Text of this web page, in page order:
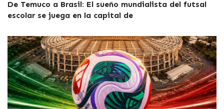
De Temuco a Brasil: El sueño mundialista del futsal
escolar se juega en la capital de